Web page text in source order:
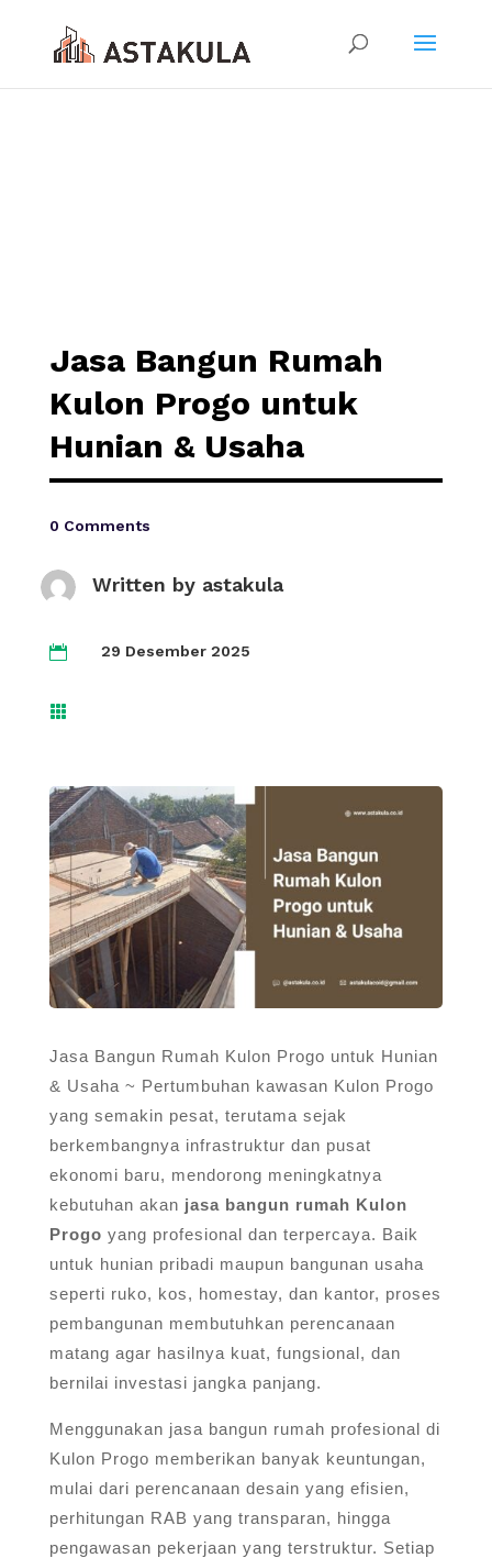
Jasa Bangun Rumah
Kulon Progo untuk
Hunian & Usaha
0 Comments
Written by astakula
 29 Desember 2025

Jasa Bangun Rumah Kulon Progo untuk Hunian
& Usaha ~ Pertumbuhan kawasan Kulon Progo
yang semakin pesat, terutama sejak
berkembangnya infrastruktur dan pusat
ekonomi baru, mendorong meningkatnya
kebutuhan akan jasa bangun rumah Kulon
Progo yang profesional dan terpercaya. Baik
untuk hunian pribadi maupun bangunan usaha
seperti ruko, kos, homestay, dan kantor, proses
pembangunan membutuhkan perencanaan
matang agar hasilnya kuat, fungsional, dan
bernilai investasi jangka panjang.
Menggunakan jasa bangun rumah profesional di
Kulon Progo memberikan banyak keuntungan,
mulai dari perencanaan desain yang efisien,
perhitungan RAB yang transparan, hingga
pengawasan pekerjaan yang terstruktur. Setiap